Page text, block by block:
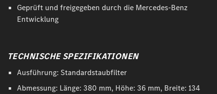
Geprüft und freigegeben durch die Mercedes-Benz
Entwicklung
TECHNISCHE SPEZIFIKATIONEN
Ausführung: Standardstaubfilter
Abmessung: Länge: 380 mm, Höhe: 36 mm, Breite: 134